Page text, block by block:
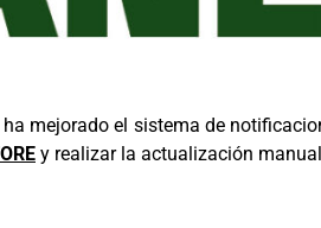
mejorado el sistema de
y realizar la actualización